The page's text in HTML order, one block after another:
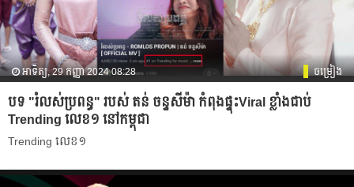
អាទិត្យ, 29 កញ្ញា 2024 08:28 ចម្រៀង
បទ​ "រំលស់ប្រពន្ធ" របស់ តន់ ចន្ទសីម៉ា កំពុងផ្ទុះViral ខ្លាំងជាប់
Trending លេខ១ នៅកម្ពុជា
Trending លេខ១